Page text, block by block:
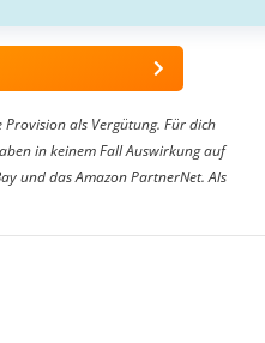
als Vergütung. Für dich
in keinem Fall Auswirkung auf
und das Amazon PartnerNet. Als